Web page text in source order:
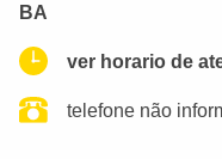
BA
ver horario de
telefone não